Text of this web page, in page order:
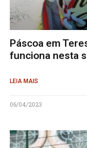
Páscoa em
funciona nesta
LEIA MAIS
06/04/2023